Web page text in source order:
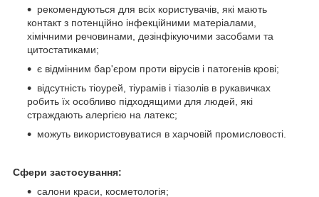
рекомендуються для всіх користувачів, які мають
контакт з потенційно інфекційними матеріалами,
хімічними речовинами, дезінфікуючими засобами та
цитостатиками;
є відмінним бар'єром проти вірусів і патогенів крові;
відсутність тіоурей, тіурамів і тіазолів в рукавичках
робить їх особливо підходящими для людей, які
страждають алергією на латекс;
можуть використовуватися в харчовій промисловості.
Сфери застосування:
салони краси, косметологія;